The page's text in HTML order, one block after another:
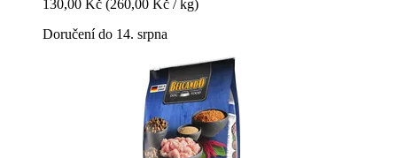
130,00 Kč (260,00 Kč / kg)
Doručení do 14. srpna